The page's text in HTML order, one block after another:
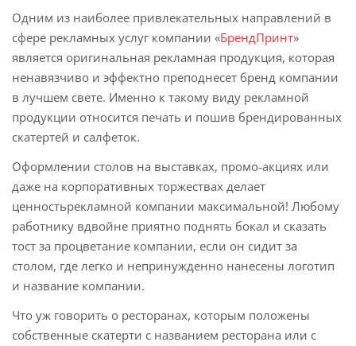
Одним из наиболее привлекательных направлений в
сфере рекламных услуг компании «БрендПринт»
является оригинальная рекламная продукция, которая
ненавязчиво и эффектно преподнесет бренд компании
в лучшем свете. Именно к такому виду рекламной
продукции относится печать и пошив брендированных
скатертей и салфеток.
Оформлении столов на выставках, промо-акциях или
даже на корпоративных торжествах делает
ценностьрекламной компании максимальной! Любому
работнику вдвойне приятно поднять бокал и сказать
тост за процветание компании, если он сидит за
столом, где легко и непринужденно нанесены логотип
и название компании.
Что уж говорить о ресторанах, которым положены
собственные скатерти с названием ресторана или с